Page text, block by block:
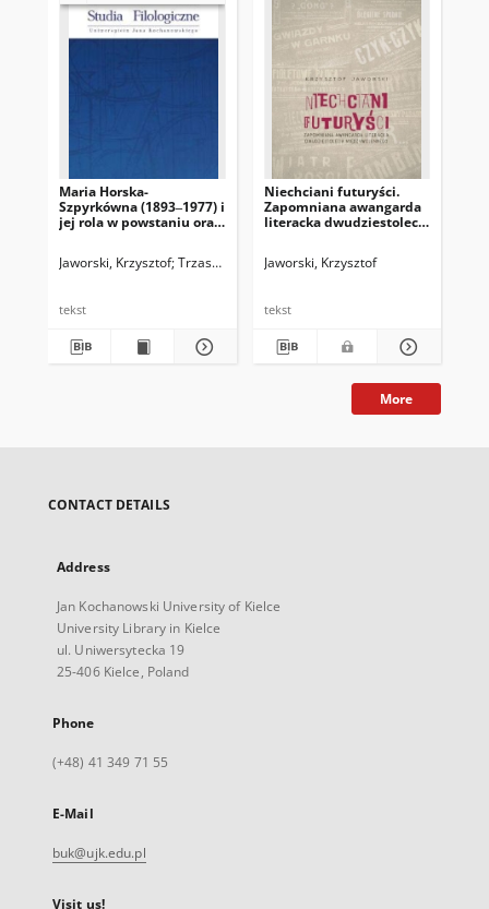
Maria Horska-
Szpyrkówna (1893‒1977) i
jej rola w powstaniu oraz
tęgoborskiej
Jaworski, Krzysztof Trzaskowski, Zbigniew. Red.
tekst
Niechciani futuryści.
Zapomniana awangarda
literacka dwudziestolecia
Jaworski, Krzysztof
tekst
More
CONTACT DETAILS
Address
Jan Kochanowski University of Kielce
University Library in Kielce
ul. Uniwersytecka 19
25-406 Kielce, Poland
Phone
(+48) 41 349 71 55
E-Mail
buk@ujk.edu.pl
Visit us!